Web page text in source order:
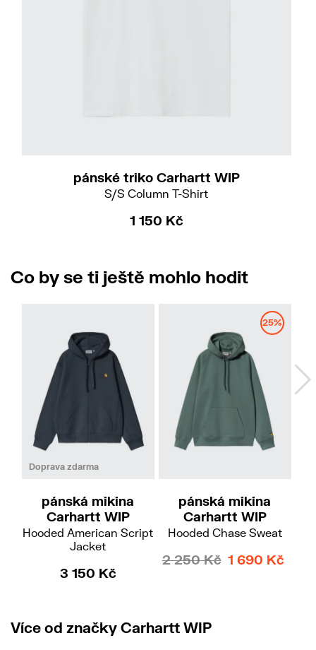
pánské triko Carhartt WIP
S/S Column T-Shirt
1 150 Kč
Co by se ti ještě mohlo hodit
Doprava zdarma
ML
pánská mikina
Carhartt WIP
Hooded American Script
Jacket
3 150 Kč
25%
pánská mikina
Carhartt WIP
Hooded Chase Sweat
2 250 Kč 1 690 Kč
Více od značky Carhartt WIP